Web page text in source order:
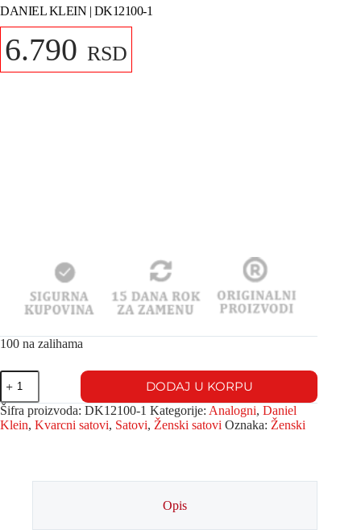
DANIEL KLEIN | DK12100-1
6.790 RSD
100 na zalihama
DODAJ U KORPU
Šifra proizvoda: DK12100-1 Kategorije: Analogni, Daniel
Klein, Kvarcni satovi, Satovi, Ženski satovi Oznaka: Ženski
Opis